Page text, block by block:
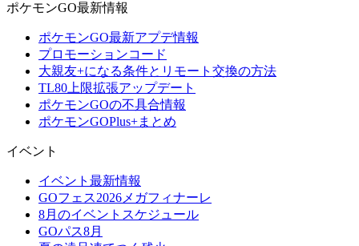
ポケモンGO最新情報
ポケモンGO最新アプデ情報
プロモーションコード
大親友+になる条件とリモート交換の方法
TL80上限拡張アップデート
ポケモンGOの不具合情報
ポケモンGOPlus+まとめ
イベント
イベント最新情報
GOフェス2026メガフィナーレ
8月のイベントスケジュール
GOパス8月